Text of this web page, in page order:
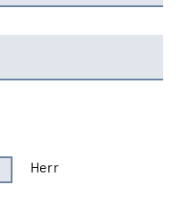
Herr